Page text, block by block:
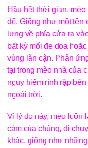
Hầu hết thời gian,
độ. Giống như một tên
lưng về phía cửa ra
bất kỳ mối đe dọa
vùng lân cận. Phản
tại trong mèo nhà của
nguy hiểm rình rập
ngoài trời.
Vì lý do này, mèo luôn
cảm của chúng, di
khác, giống như